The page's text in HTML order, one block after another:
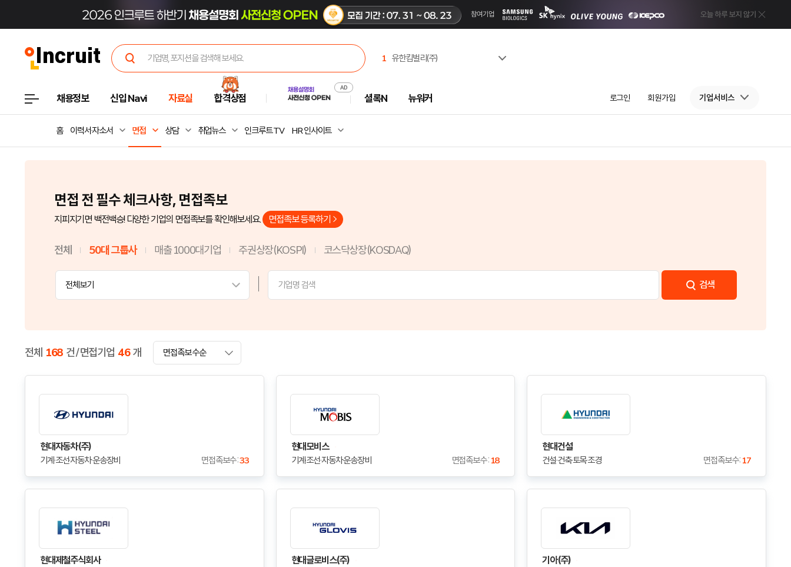
1 유한킴벌리(주)
4
한국산업인력공단
5 한국부동산원
채용정보 신입 Navi 자료실 합격상점 셜록N 뉴워커 로그인 회원가입 기업서비스
홈 이력서·자소서 면접 상담 취업뉴스 인크루트 TV HR 인사이트
면접 전 필수 체크사항, 면접족보
지피지기면 백전백승! 다양한 기업의 면접족보를 확인해보세요. 면접족보 등록하기
전체 50대 그룹사 매출 1000대기업 주권상장(KOSPI) 코스닥상장(KOSDAQ)
전체보기 검색
전체 168 건 / 면접기업 46 개
현대자동차(주)
기계·조선·자동차·운송장비 면접족보수 :33
현대모비스
기계·조선·자동차·운송장비 면접족보수 : 18
현대건설
건설·건축·토목·조경 면접족보수 : 17
현대제철주식회사 현대글로비스(주) 기아(주)